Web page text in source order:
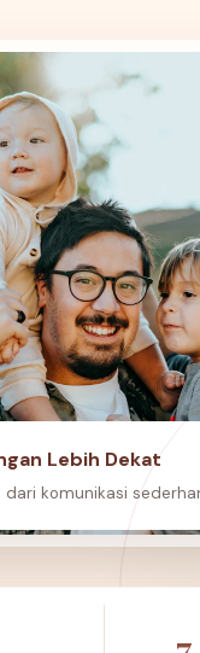
Lebih Dekat
dari komunikasi